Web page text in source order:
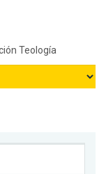
Teología